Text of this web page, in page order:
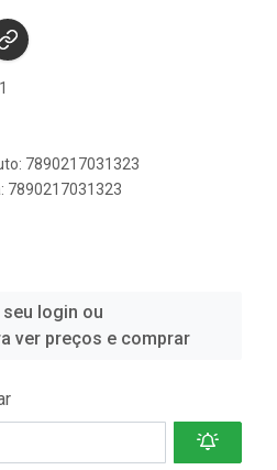
7890217031323
7890217031323
seu login ou
ver preços e comprar